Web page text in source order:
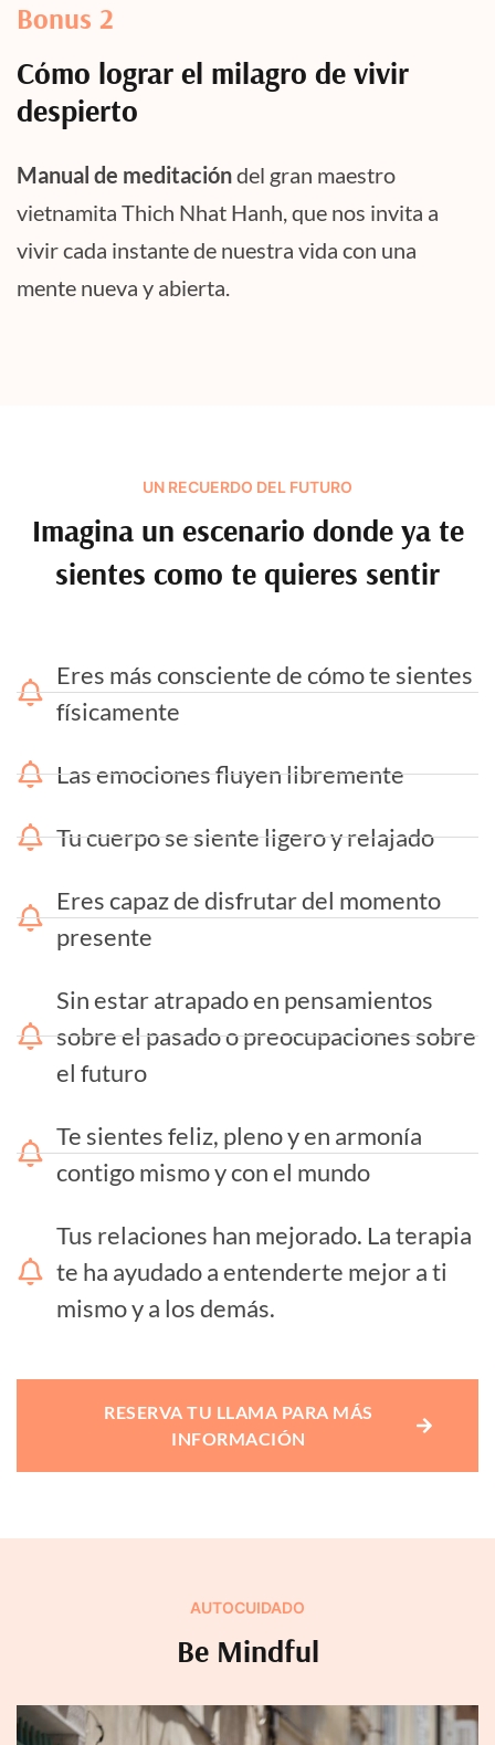
Bonus 2
Cómo lograr el milagro de vivir
despierto
Manual de meditacióndel gran maestro
vietnamita Thich Nhat Hanh, que nos invita a
vivir cada instante de nuestra vida con una
mente nueva y abierta.
UN RECUERDO DEL FUTURO
Imagina un escenario donde ya te
sientes como te quieres sentir
Eres más consciente de cómo te sientes
físicamente
Las emociones fluyen libremente
Tu cuerpo se siente ligero y relajado
Eres capaz de disfrutar del momento
presente
Sin estar atrapado en pensamientos
sobre el pasado o preocupaciones sobre
el futuro
Te sientes feliz, pleno y en armonía
contigo mismo y con el mundo
Tus relaciones han mejorado. La terapia
te ha ayudado a entenderte mejor a ti
mismo y a los demás.
RESERVA TU LLAMA PARA MÁS
INFORMACIÓN
AUTOCUIDADO
Be Mindful